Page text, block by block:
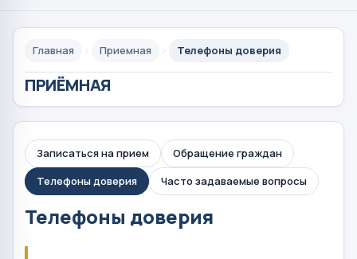
Главная Приемная Телефоны доверия
ПРИЁМНАЯ
Записаться на прием
Обращение граждан
Телефоны доверия
Часто задаваемые вопросы
Телефоны доверия